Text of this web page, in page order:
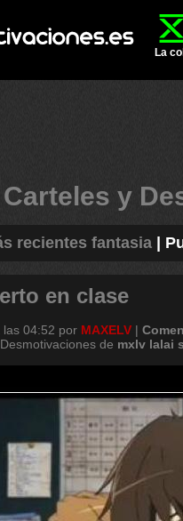
La
Carteles y
recientes fantasia|
en clase
las 04:52 por MAXELV |
de mxlv lalai